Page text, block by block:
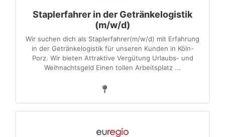
Staplerfahrer in der Getränkelogistik
(m/w/d)
Wir suchen dich als Staplerfahrer(m/w/d) mit Erfahrung
in der Getränkelogistik für unseren Kunden in Köln-
Porz. Wir bieten Attraktive Vergütung Urlaubs- und
Weihnachtsgeld Einen tollen Arbeitsplatz ...